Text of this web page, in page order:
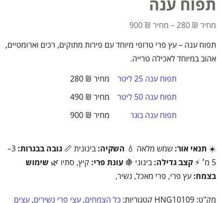
תפוח ענה
280 ₪
–
900 ₪
תפוח ענה – עץ פרי טרופי מיוחד עם פירות מתוקים, רכים וארומטיים,
אהוב במיוחד לאכילה טרייה.
תפוח ענה 25 ליטר
280 ₪
תפוח ענה 50 ליטר
490 ₪
תפוח ענה בוגר
900 ₪
☀️ תנאי אור: שמש מלאה 💧 השקיה: בינונית 📏 גובה בבגרות:
3–
5 מ׳ ⚡
קצב גדילה: בינוני 🍇 עונת פרי: קיץ, סתיו 🌿 שימוש
בצמח: עץ פרי, פרי מאכל, נשיר,
מק"ט: HNG10109 קטגוריות: כל הצמחים, עצי פרי נשירים, עצים